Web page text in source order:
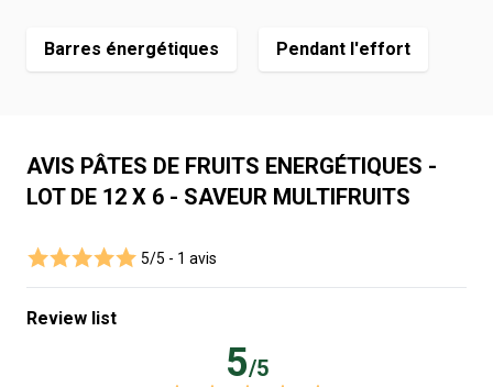
Barres énergétiques Pendant l'effort
AVIS PÂTES DE FRUITS ENERGÉTIQUES -
LOT DE 12 X 6 - SAVEUR MULTIFRUITS
5/5 - 1 avis
Review list
5/5